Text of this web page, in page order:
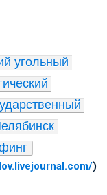
угольный
)